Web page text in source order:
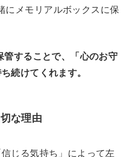
にメモリアルボックスに保
管することで、「心のお守
続けてくれます。
な理由
じる気持ち」によって左